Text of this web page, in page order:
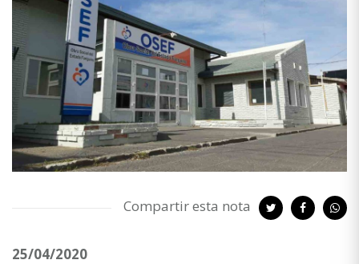
Compartir esta nota
25/04/2020